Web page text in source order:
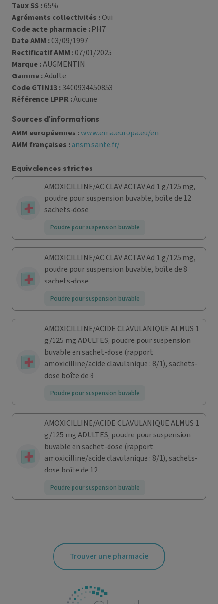
Taux SS :65%
Agréments collectivités :Oui
Code acte pharmacie : PH7
Date AMM :03/09/1997
Rectificatif AMM :07/01/2025
Marque :AUGMENTIN
Gamme :Adulte
Code GTIN13 :3400934450853
Référence LPPR :Aucune
Sources d'informations
AMM européennes :www.ema.europa.eu/en
AMM françaises :ansm.sante.fr/
Equivalences strictes
AMOXICILLINE/AC CLAV ACTAV Ad 1 g/125 mg,
poudre pour suspension buvable, boîte de 12
sachets-dose
Poudre pour suspension buvable
AMOXICILLINE/AC CLAV ACTAV Ad 1 g/125 mg,
poudre pour suspension buvable, boîte de 8
sachets-dose
Poudre pour suspension buvable
AMOXICILLINE/ACIDE CLAVULANIQUE ALMUS 1
g/125 mg ADULTES, poudre pour suspension
buvable en sachet-dose (rapport
amoxicilline/acide clavulanique : 8/1), sachets-
dose boîte de 8
Poudre pour suspension buvable
AMOXICILLINE/ACIDE CLAVULANIQUE ALMUS 1
g/125 mg ADULTES, poudre pour suspension
buvable en sachet-dose (rapport
amoxicilline/acide clavulanique : 8/1), sachets-
dose boîte de 12
Poudre pour suspension buvable
Trouver une pharmacie